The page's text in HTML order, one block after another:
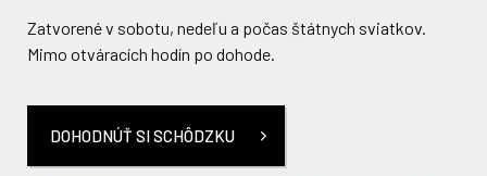
Zatvorené v sobotu, nedeľu a počas štátnych sviatkov.
Mimo otváracích hodín po dohode.
DOHODNÚŤ SI SCHÔDZKU
Schôdzky sú možné len po predchádzajúcej dohode.
DOHODNÚŤ SI SCHÔDZKU